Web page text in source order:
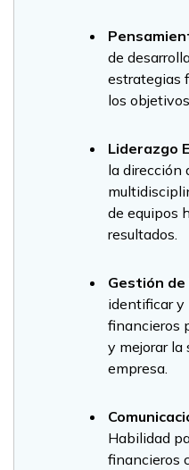
de
estrategias
los
Liderazgo
la dirección
de equipos
resultados.
Gestión de
identificar y
financieros
y mejorar la
empresa.
Habilidad
financieros